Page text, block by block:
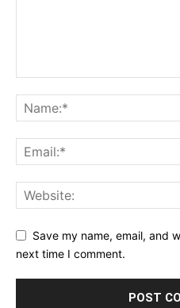
Save my name, email, and
next time I comment.